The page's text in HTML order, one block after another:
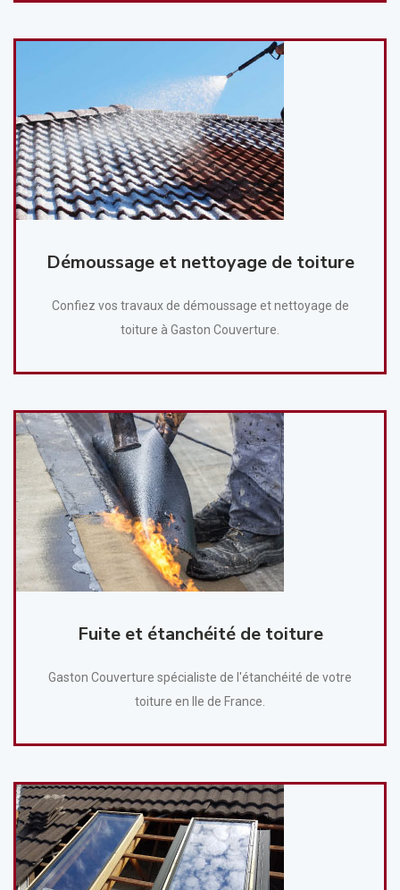
Démoussage et nettoyage de toiture
Confiez vos travaux de démoussage et nettoyage de
toiture à Gaston Couverture.
Fuite et étanchéité de toiture
Gaston Couverture spécialiste de l'étanchéité de votre
toiture en Ile de France.